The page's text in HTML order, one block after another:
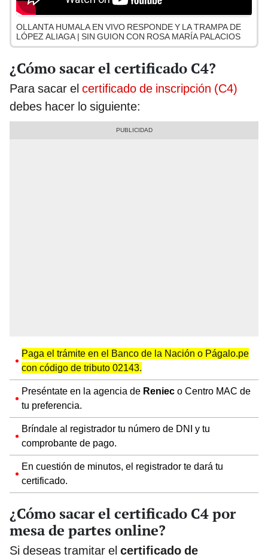
OLLANTA HUMALA EN VIVO RESPONDE Y LA TRAMPA DE
LÓPEZ ALIAGA | SIN GUION CON ROSA MARÍA PALACIOS
¿Cómo sacar el certificado C4?
Para sacar el certificado de inscripción (C4)
debes hacer lo siguiente:
Paga el trámite en el Banco de la Nación o Págalo.pe
con código de tributo 02143.
Preséntate en la agencia de Reniec o Centro MAC de
tu preferencia.
Bríndale al registrador tu número de DNI y tu
comprobante de pago.
En cuestión de minutos, el registrador te dará tu
certificado.
¿Cómo sacar el certificado C4 por
mesa de partes online?
Si deseas tramitar el certificado de